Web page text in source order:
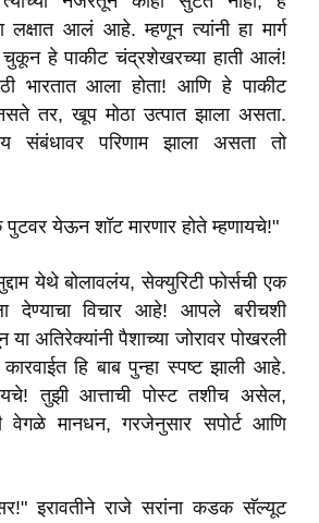
लक्षात आलं आहे. म्हणून त्यांनी हा मार्ग
चुकून हे पाकीट चंद्रशेखरच्या हाती आलं!
भारतात आला होता! आणि हे पाकीट
तर, खूप मोठा उत्पात झाला असता.
संबंधावर परिणाम झाला असता तो
पुटवर येऊन शॉट मारणार होते म्हणायचे!"
येथे बोलावलंय, सेक्युरिटी फोर्सची एक
देण्याचा विचार आहे! आपले बरीचशी
अतिरेक्यांनी पैशाच्या जोरावर पोखरली
हि बाब पुन्हा स्पष्ट झाली आहे.
तुझी आत्ताची पोस्ट तशीच असेल,
वेगळे मानधन, गरजेनुसार सपोर्ट आणि
इरावतीने राजे सरांना कडक सॅल्यूट